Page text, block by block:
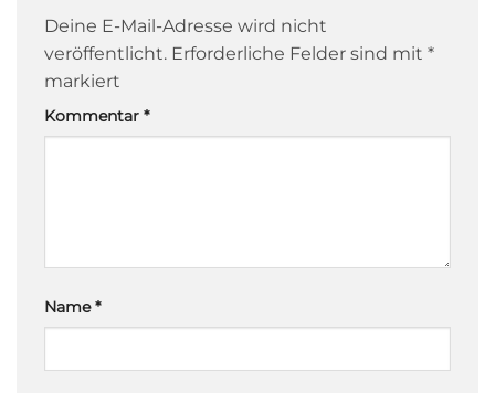
Deine E-Mail-Adresse wird nicht
veröffentlicht. Erforderliche Felder sind mit *
markiert
Kommentar *
Name*